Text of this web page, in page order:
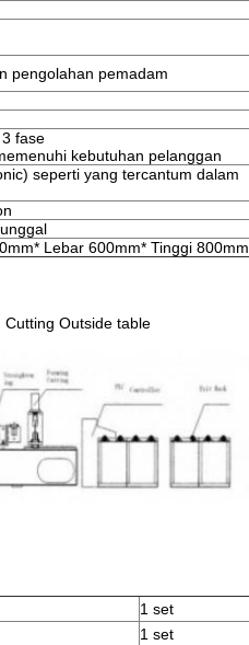
pengolahan pemadam
fase
kebutuhan pelanggan
seperti yang tercantum dalam
Lebar 600mm* Tinggi 800mm
Outside table
1 set
1 set